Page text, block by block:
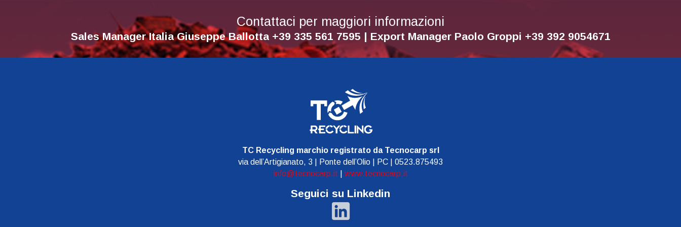
Contattaci per maggiori informazioni
Sales Manager Italia Giuseppe Ballotta +39 335 561 7595 | Export Manager Paolo Groppi +39 392 9054671
TC Recycling marchio registrato da Tecnocarp srl
via dell’Artigianato, 3 | Ponte dell’Olio | PC | 0523.875493
info@tecnocarp.it
www.tecnocarp.it
Seguici su Linkedin